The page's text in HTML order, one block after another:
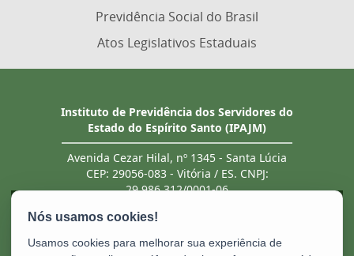
Previdência Social do Brasil
Atos Legislativos Estaduais
Instituto de Previdência dos Servidores do
Estado do Espírito Santo (IPAJM)
Avenida Cezar Hilal, nº 1345 - Santa Lúcia
CEP: 29056-083 - Vitória / ES. CNPJ:
29.986.312/0001-06
de telefones fixo e celular). Atendimento
presencial deve ser previamente agendado.
E-mail:
ipajm@ipajm.es.gov.br
Usamos cookies para melhorar sua experiência de